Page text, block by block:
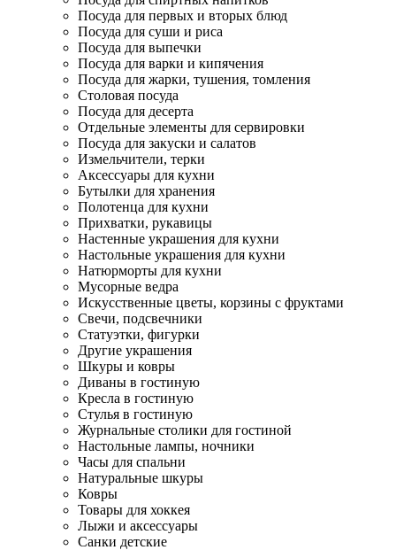
Посуда для первых и вторых блюд
Посуда для суши и риса
Посуда для выпечки
Посуда для варки и кипячения
Посуда для жарки, тушения, томления
Столовая посуда
Посуда для десерта
Отдельные элементы для сервировки
Посуда для закуски и салатов
Измельчители, терки
Аксессуары для кухни
Бутылки для хранения
Полотенца для кухни
Прихватки, рукавицы
Настенные украшения для кухни
Настольные украшения для кухни
Натюрморты для кухни
Мусорные ведра
Искусственные цветы, корзины с фруктами
Свечи, подсвечники
Статуэтки, фигурки
Другие украшения
Шкуры и ковры
Диваны в гостиную
Кресла в гостиную
Стулья в гостиную
Журнальные столики для гостиной
Настольные лампы, ночники
Часы для спальни
Натуральные шкуры
Ковры
Товары для хоккея
Лыжи и аксессуары
Санки детские